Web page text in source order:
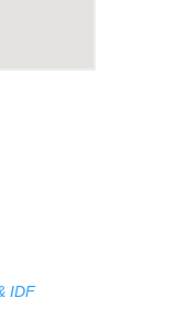
IDF